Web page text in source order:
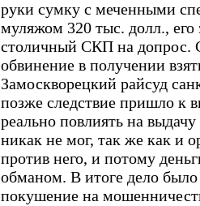
руки сумку с меченными
муляжом 320 тыс. долл., его
столичный СКП на допрос.
обвинение в получении
Замоскворецкий райсуд
позже следствие пришло к
реально повлиять на
никак не мог, так же как и
против него, и потому
обманом. В итоге дело
покушение на